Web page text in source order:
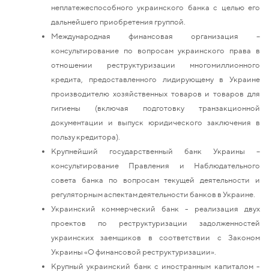
неплатежеспособного украинского банка с целью его
дальнейшего приобретения группой.
Международная финансовая организация –
консультирование по вопросам украинского права в
отношении реструктуризации многомиллионного
кредита, предоставленного лидирующему в Украине
производителю хозяйственных товаров и товаров для
гигиены (включая подготовку транзакционной
документации и выпуск юридического заключения в
пользу кредитора).
Крупнейший государственный банк Украины –
консультирование Правления и Наблюдательного
совета банка по вопросам текущей деятельности и
регуляторным аспектам деятельности банков в Украине.
Украинский коммерческий банк - реализация двух
проектов по реструктуризации задолженностей
украинских заемщиков в соответствии с Законом
Украины «О финансовой реструктуризации».
Крупный украинский банк с иностранным капиталом -